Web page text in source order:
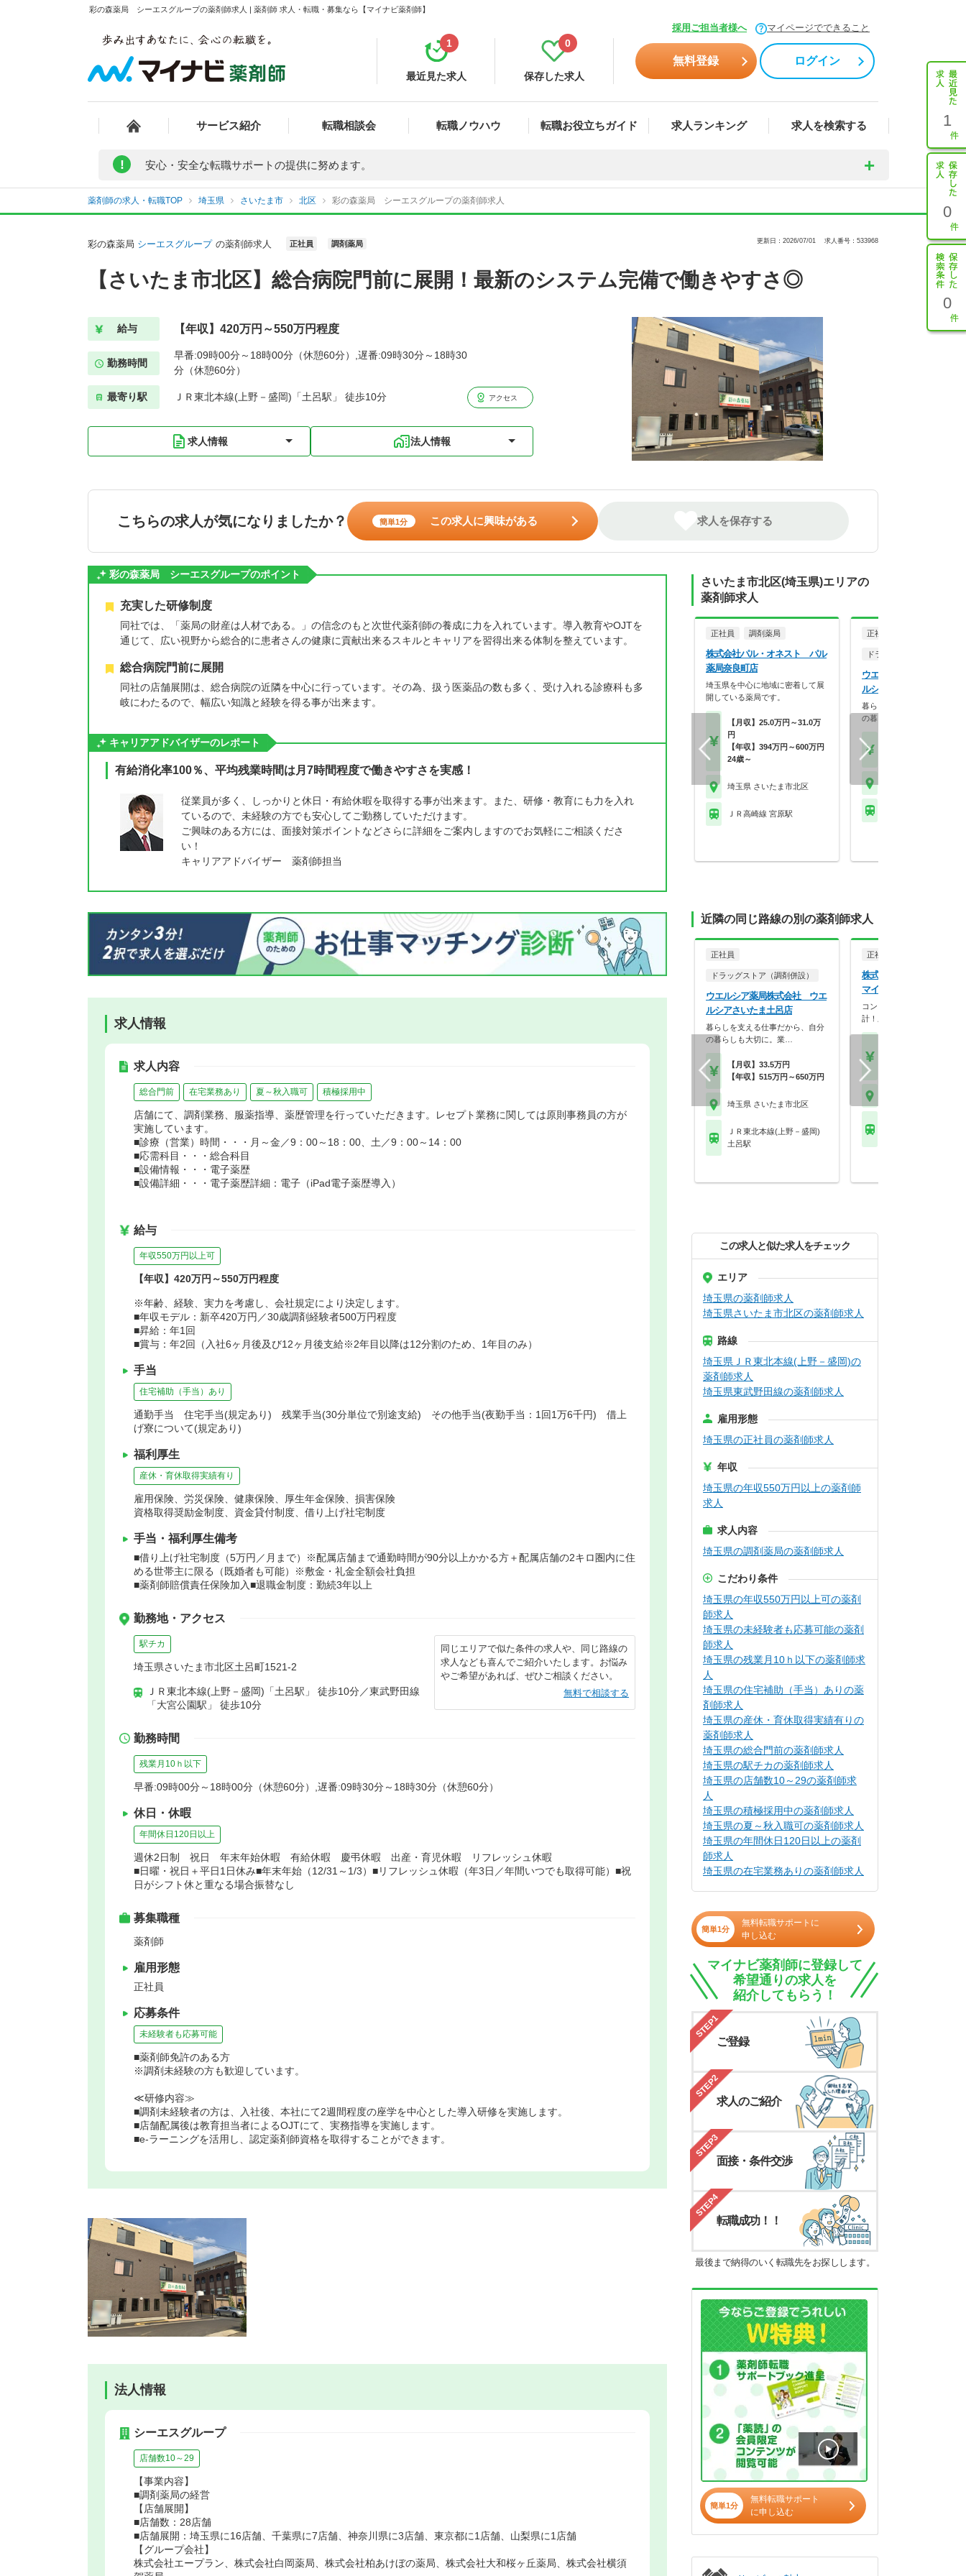
彩の森薬局 シーエスグループの薬剤師求人 | 薬剤師 求人・転職・募集なら【マイナビ薬剤師】
採用ご担当者様へ マイページでできること
最近見た求人
1
保存した求人
0
無料登録 ログイン
サービス紹介 転職相談会 転職ノウハウ 転職お役立ちガイド 求人ランキング 求人を検索する 1
0
0
! 安心・安全な転職サポートの提供に努めます。
薬剤師の求人・転職TOP 埼玉県 さいたま市 北区 彩の森薬局 シーエスグループの薬剤師求人
彩の森薬局 シーエスグループ の薬剤師求人 正社員 調剤薬局 更新日：2026/07/01 求人番号：533968
【さいたま市北区】総合病院門前に展開！最新のシステム完備で働きやすさ◎
給与 【年収】420万円～550万円程度
勤務時間
早番:09時00分～18時00分（休憩60分）,遅番:09時30分～18時30
分（休憩60分）
最寄り駅 ＪＲ東北本線(上野－盛岡)「土呂駅」 徒歩10分 アクセス
求人情報 法人情報
こちらの求人が気になりましたか？ 簡単1分 この求人に興味がある 求人を保存する
彩の森薬局 シーエスグループのポイント
充実した研修制度
同社では、「薬局の財産は人材である。」の信念のもと次世代薬剤師の養成に力を入れています。導入教育やOJTを
通じて、広い視野から総合的に患者さんの健康に貢献出来るスキルとキャリアを習得出来る体制を整えています。
総合病院門前に展開
同社の店舗展開は、総合病院の近隣を中心に行っています。その為、扱う医薬品の数も多く、受け入れる診療科も多
岐にわたるので、幅広い知識と経験を得る事が出来ます。
キャリアアドバイザーのレポート
有給消化率100％、平均残業時間は月7時間程度で働きやすさを実感！
従業員が多く、しっかりと休日・有給休暇を取得する事が出来ます。また、研修・教育にも力を入れ
ているので、未経験の方でも安心してご勤務していただけます。
ご興味のある方には、面接対策ポイントなどさらに詳細をご案内しますのでお気軽にご相談くださ
い！
キャリアアドバイザー 薬剤師担当
求人情報
求人内容
総合門前 在宅業務あり 夏～秋入職可 積極採用中
店舗にて、調剤業務、服薬指導、薬歴管理を行っていただきます。レセプト業務に関しては原則事務員の方が
実施しています。
■診療（営業）時間・・・月～金／9：00～18：00、土／9：00～14：00
■応需科目・・・総合科目
■設備情報・・・電子薬歴
■設備詳細・・・電子薬歴詳細：電子（iPad電子薬歴導入）
給与
年収550万円以上可
【年収】420万円～550万円程度
※年齢、経験、実力を考慮し、会社規定により決定します。
■年収モデル：新卒420万円／30歳調剤経験者500万円程度
■昇給：年1回
■賞与：年2回（入社6ヶ月後及び12ヶ月後支給※2年目以降は12分割のため、1年目のみ）
手当
住宅補助（手当）あり
通勤手当 住宅手当(規定あり) 残業手当(30分単位で別途支給) その他手当(夜勤手当：1回1万6千円) 借上
げ寮について(規定あり)
福利厚生
産休・育休取得実績有り
雇用保険、労災保険、健康保険、厚生年金保険、損害保険
資格取得奨励金制度、資金貸付制度、借り上げ社宅制度
手当・福利厚生備考
■借り上げ社宅制度（5万円／月まで）※配属店舗まで通勤時間が90分以上かかる方＋配属店舗の2キロ圏内に住
める世帯主に限る（既婚者も可能）※敷金・礼金全額会社負担
■薬剤師賠償責任保険加入■退職金制度：勤続3年以上
勤務地・アクセス
駅チカ
埼玉県さいたま市北区土呂町1521-2
ＪＲ東北本線(上野－盛岡)「土呂駅」 徒歩10分／東武野田線
「大宮公園駅」 徒歩10分
同じエリアで似た条件の求人や、同じ路線の
求人なども喜んでご紹介いたします。お悩み
やご希望があれば、ぜひご相談ください。
無料で相談する
勤務時間
残業月10ｈ以下
早番:09時00分～18時00分（休憩60分）,遅番:09時30分～18時30分（休憩60分）
休日・休暇
年間休日120日以上
週休2日制 祝日 年末年始休暇 有給休暇 慶弔休暇 出産・育児休暇 リフレッシュ休暇
■日曜・祝日＋平日1日休み■年末年始（12/31～1/3）■リフレッシュ休暇（年3日／年間いつでも取得可能）■祝
日がシフト休と重なる場合振替なし
募集職種
薬剤師
雇用形態
正社員
応募条件
未経験者も応募可能
■薬剤師免許のある方
※調剤未経験の方も歓迎しています。
≪研修内容≫
■調剤未経験者の方は、入社後、本社にて2週間程度の座学を中心とした導入研修を実施します。
■店舗配属後は教育担当者によるOJTにて、実務指導を実施します。
■e-ラーニングを活用し、認定薬剤師資格を取得することができます。
法人情報
シーエスグループ
店舗数10～29
【事業内容】
■調剤薬局の経営
【店舗展開】
■店舗数：28店舗
■店舗展開：埼玉県に16店舗、千葉県に7店舗、神奈川県に3店舗、東京都に1店舗、山梨県に1店舗
【グループ会社】
株式会社エープラン、株式会社白岡薬局、株式会社柏あけぼの薬局、株式会社大和桜ヶ丘薬局、株式会社横須
さいたま市北区(埼玉県)エリアの
薬剤師求人
正社員 調剤薬局
株式会社パル・オネスト パル
薬局奈良町店
埼玉県を中心に地域に密着して展
開している薬局です。
【月収】25.0万円～31.0万
円
【年収】394万円～600万円
24歳～
埼玉県 さいたま市北区
ＪＲ高崎線 宮原駅
正社員
ドラッグストア（調剤併設
ウエルシア薬局株式会社
ルシアさいたま宮原駅前店
暮らしを支える仕事だから、
の暮らしも大切に。業…
近隣の同じ路線の別の薬剤師求人
正社員
ドラッグストア（調剤併設）
ウエルシア薬局株式会社 ウエ
ルシアさいたま土呂店
暮らしを支える仕事だから、自分
の暮らしも大切に。業…
【月収】33.5万円
【年収】515万円～650万円
埼玉県 さいたま市北区
ＪＲ東北本線(上野－盛岡)
土呂駅
正社員
株式会社ユニスマイル
マイル薬局 本郷店
コンプライアンス重視の店舗
計！上場企業母体で研修…
この求人と似た求人をチェック
エリア
埼玉県の薬剤師求人
埼玉県さいたま市北区の薬剤師求人
路線
埼玉県ＪＲ東北本線(上野－盛岡)の
薬剤師求人
埼玉県東武野田線の薬剤師求人
雇用形態
埼玉県の正社員の薬剤師求人
年収
埼玉県の年収550万円以上の薬剤師
求人
求人内容
埼玉県の調剤薬局の薬剤師求人
こだわり条件
埼玉県の年収550万円以上可の薬剤
師求人
埼玉県の未経験者も応募可能の薬剤
師求人
埼玉県の残業月10ｈ以下の薬剤師求
人
埼玉県の住宅補助（手当）ありの薬
剤師求人
埼玉県の産休・育休取得実績有りの
薬剤師求人
埼玉県の総合門前の薬剤師求人
埼玉県の駅チカの薬剤師求人
埼玉県の店舗数10～29の薬剤師求
人
埼玉県の積極採用中の薬剤師求人
埼玉県の夏～秋入職可の薬剤師求人
埼玉県の年間休日120日以上の薬剤
師求人
埼玉県の在宅業務ありの薬剤師求人
簡単1分
無料転職サポートに
申し込む
マイナビ薬剤師に登録して
希望通りの求人を
紹介してもらう！
STEP1
ご登録
STEP2
求人のご紹介
STEP3
面接・条件交渉
STEP4
転職成功！！
最後まで納得のいく転職先をお探しします。
簡単1分
無料転職サポート
に申し込む